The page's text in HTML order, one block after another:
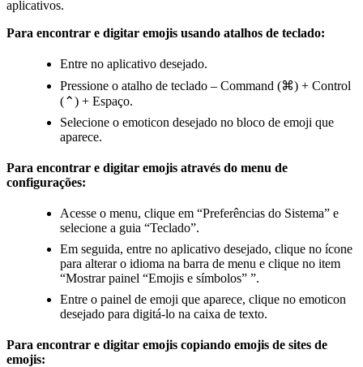
aplicativos.
Para encontrar e digitar emojis usando atalhos de teclado:
Entre no aplicativo desejado.
Pressione o atalho de teclado – Command (⌘) + Control
(⌃) + Espaço.
Selecione o emoticon desejado no bloco de emoji que
aparece.
Para encontrar e digitar emojis através do menu de
configurações:
Acesse o menu, clique em “Preferências do Sistema” e
selecione a guia “Teclado”.
Em seguida, entre no aplicativo desejado, clique no ícone
para alterar o idioma na barra de menu e clique no item
“Mostrar painel “Emojis e símbolos” ”.
Entre o painel de emoji que aparece, clique no emoticon
desejado para digitá-lo na caixa de texto.
Para encontrar e digitar emojis copiando emojis de sites de
emojis: